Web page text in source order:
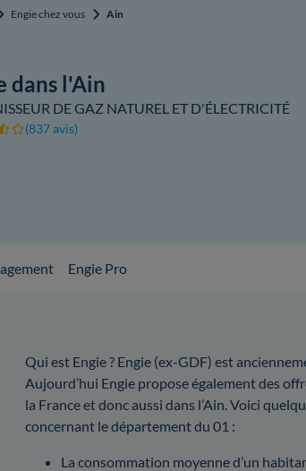
Engie chez vous Ain
dans l'Ain
DE GAZ NATUREL ET D'ÉLECTRICITÉ
(837 avis)
Engie Pro
Qui est Engie ? Engie (ex-GDF) est
Aujourd’hui Engie propose également des
la France et donc aussi dans l’Ain. Voici
concernant le département du 01 :
La consommation moyenne d’un